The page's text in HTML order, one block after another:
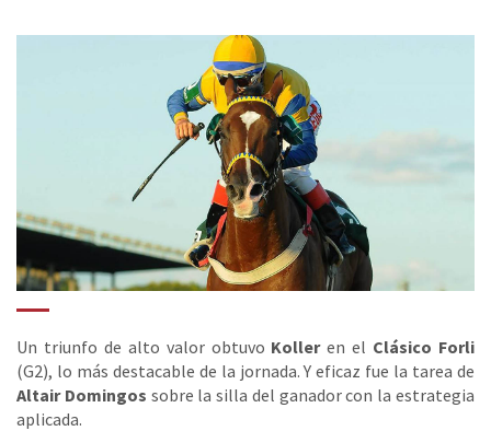
Un triunfo de alto valor obtuvo Kolleren el Clásico Forli
(G2), lo más destacable de la jornada. Y eficaz fue la tarea de
Altair Domingos sobre la silla del ganador con la estrategia
aplicada.